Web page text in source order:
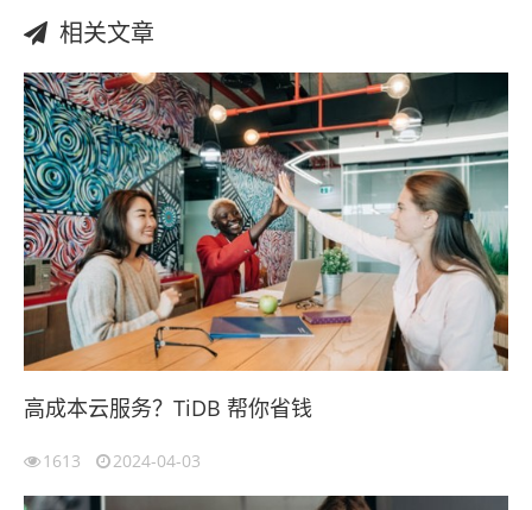
相关文章
高成本云服务？TiDB 帮你省钱
1613 2024-04-03